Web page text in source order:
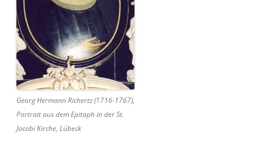
Georg Hermann Richertz (1716-1767),
Portrait aus dem Epitaph in der St.
Jacobi Kirche, Lübeck